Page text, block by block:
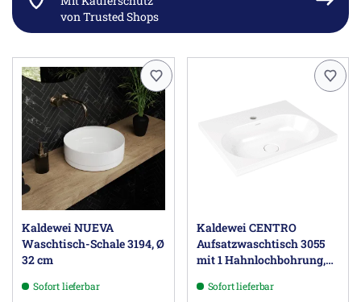
von Trusted Shops
Kaldewei NUEVA
Waschtisch-Schale 3194, Ø
32 cm
Sofort lieferbar
Kaldewei CENTRO
Aufsatzwaschtisch 3055
mit 1 Hahnlochbohrung,
Sofort lieferbar